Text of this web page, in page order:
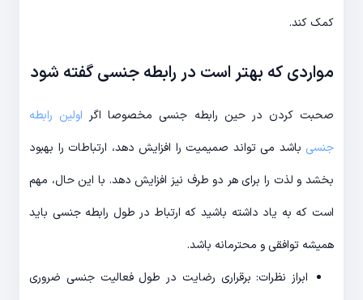
کمک کند.
مواردی که بهتر است در رابطه جنسی گفته شود
صحبت کردن در حین رابطه جنسی مخصوصا اگر اولین رابطه
جنسی باشد می تواند صمیمیت را افزایش دهد، ارتباطات را بهبود
بخشد و لذت را برای هر دو طرف نیز افزایش دهد. با این حال، مهم
است که به یاد داشته باشید که ارتباط در طول رابطه جنسی باید
همیشه توافقی و محترمانه باشد.
ابراز نظرات: برقراری رضایت در طول فعالیت جنسی ضروری